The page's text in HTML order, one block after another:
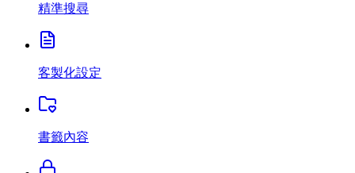
精準搜尋
客製化設定
書籤內容